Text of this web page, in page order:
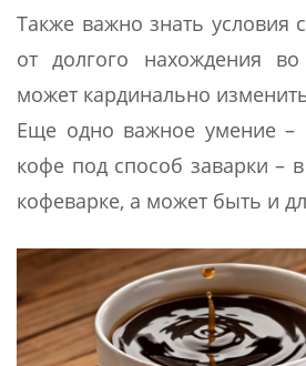
Также важно знать условия
от долгого нахождения
может кардинально
Еще одно важное умение –
кофе под способ заварки –
кофеварке, а может быть и